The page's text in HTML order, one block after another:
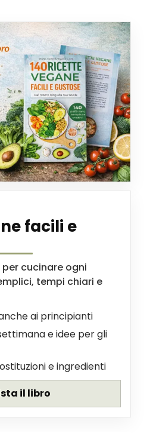
facili e
cucinare ogni
tempi chiari e
ai principianti
e idee per gli
e ingredienti
il libro